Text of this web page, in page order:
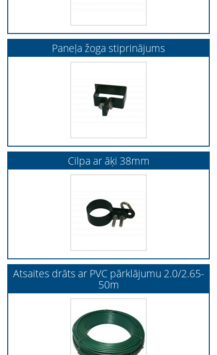
Paneļa žoga stiprinājums
Cilpa ar āķi 38mm
Atsaites drāts ar PVC pārklājumu 2.0/2.65-
50m